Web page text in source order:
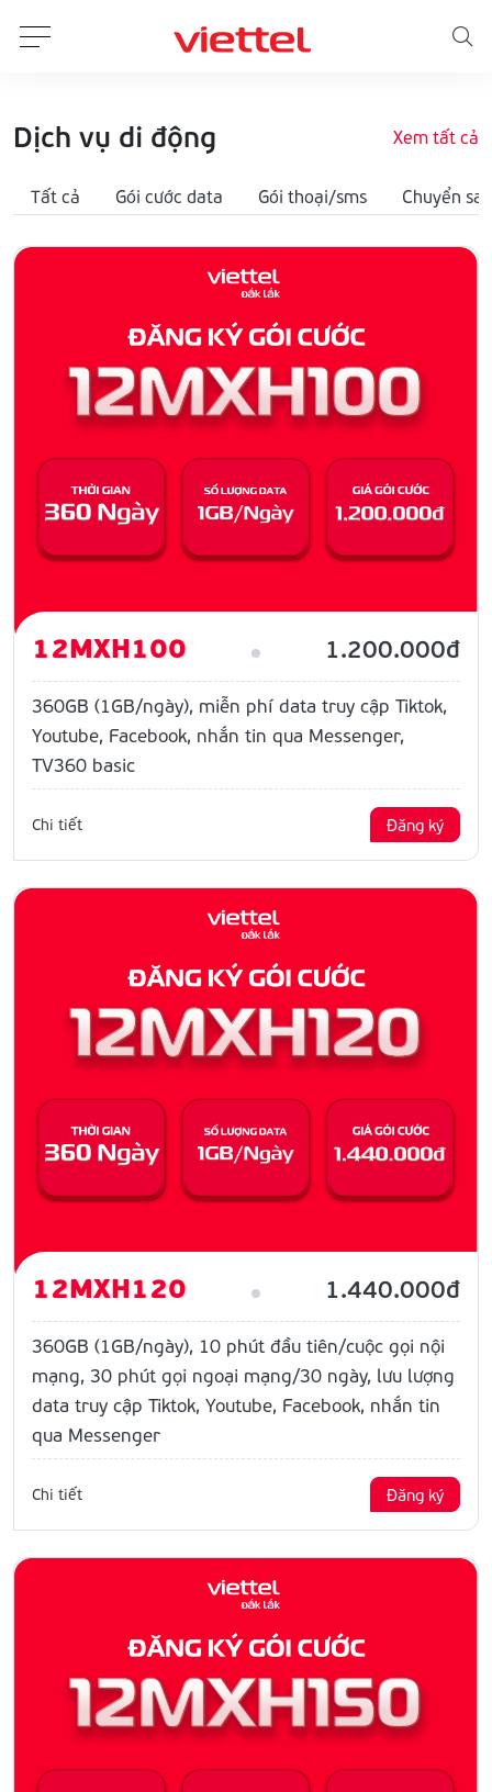
Dịch vụ di động
Tất cả Gói cước data Gói thoại/sms Chuyển
Xem tất cả
12MXH100 1.200.000đ
360GB (1GB/ngày), miễn phí data truy cập Tiktok,
Youtube, Facebook, nhắn tin qua Messenger,
TV360 basic
Chi tiết Đăng ký
12MXH120 1.440.000đ
360GB (1GB/ngày), 10 phút đầu tiên/cuộc gọi nội
mạng, 30 phút gọi ngoại mạng/30 ngày, lưu lượng
data truy cập Tiktok, Youtube, Facebook, nhắn tin
qua Messenger
Chi tiết Đăng ký